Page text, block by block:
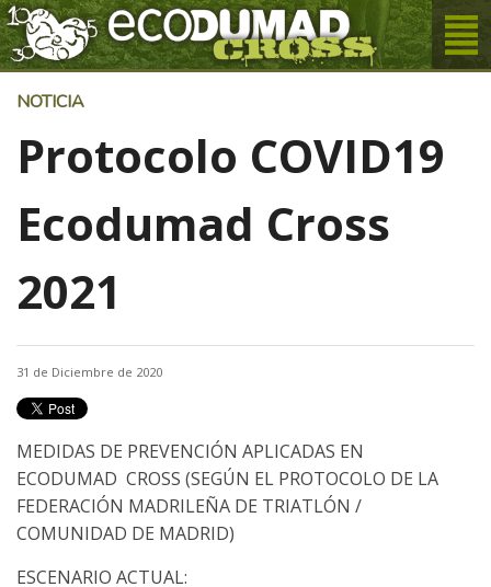
NOTICIA
Protocolo COVID19
Ecodumad Cross
2021
31 de Diciembre de 2020
MEDIDAS DE PREVENCIÓN APLICADAS EN
ECODUMAD CROSS (SEGÚN EL PROTOCOLO DE LA
FEDERACIÓN MADRILEÑA DE TRIATLÓN /
COMUNIDAD DE MADRID)
ESCENARIO ACTUAL: